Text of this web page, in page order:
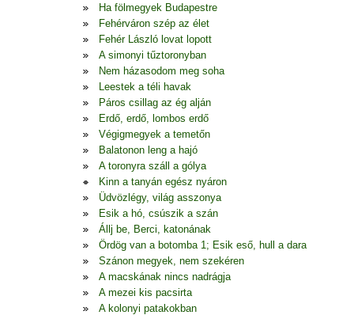
Ha fölmegyek Budapestre
Fehérváron szép az élet
Fehér László lovat lopott
A simonyi tűztoronyban
Nem házasodom meg soha
Leestek a téli havak
Páros csillag az ég alján
Erdő, erdő, lombos erdő
Végigmegyek a temetőn
Balatonon leng a hajó
A toronyra száll a gólya
Kinn a tanyán egész nyáron
Üdvözlégy, világ asszonya
Esik a hó, csúszik a szán
Állj be, Berci, katonának
Ördög van a botomba 1; Esik eső, hull a dara
Szánon megyek, nem szekéren
A macskának nincs nadrágja
A mezei kis pacsirta
A kolonyi patakokban